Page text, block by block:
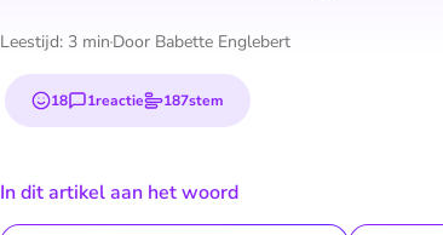
Leestijd: 3 min Door Babette Englebert
18
emojis1reactie 187stem
In dit artikel aan het woord